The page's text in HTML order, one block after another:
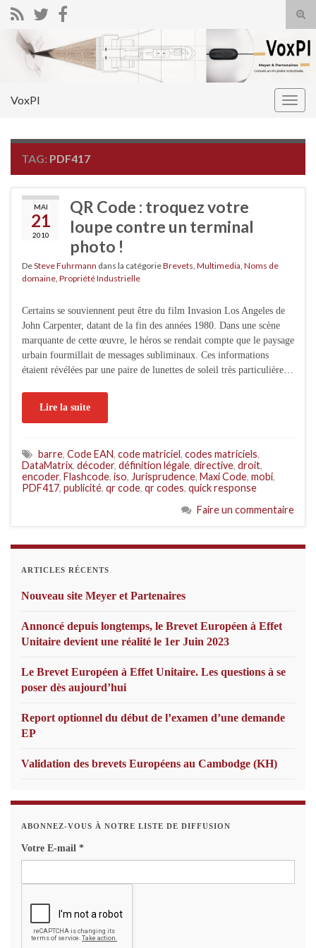
Search for:
VoxPI
TAG: PDF417
MAI
21
2010
QR Code : troquez votre
loupe contre un terminal
photo !
DeSteve Fuhrmann dans la catégorieBrevets Multimedia Noms de
domaine Propriété Industrielle
Certains se souviennent peut être du film Invasion Los Angeles de
John Carpenter, datant de la fin des années 1980. Dans une scène
marquante de cette œuvre, le héros se rendait compte que le paysage
urbain fourmillait de messages subliminaux. Ces informations
étaient révélées par une paire de lunettes de soleil très particulière…
Lire la suite
barre, Code EAN, code matriciel, codes matriciels,
DataMatrix, décoder, définition légale, directive, droit,
encoder, Flashcode, iso, Jurisprudence, Maxi Code, mobi,
PDF417, publicité, qr code, qr codes, quick response
Faire un commentaire
ARTICLES RÉCENTS
Nouveau site Meyer et Partenaires
Annoncé depuis longtemps, le Brevet Européen à Effet
Unitaire devient une réalité le 1er Juin 2023
Le Brevet Européen à Effet Unitaire. Les questions à se
poser dès aujourd’hui
Report optionnel du début de l’examen d’une demande
EP
Validation des brevets Européens au Cambodge (KH)
ABONNEZ-VOUS À NOTRE LISTE DE DIFFUSION
Votre E-mail *